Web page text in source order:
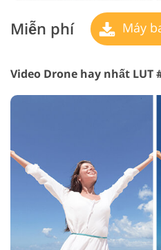
Miễn phí Máy
Video Drone hay nhất LUT